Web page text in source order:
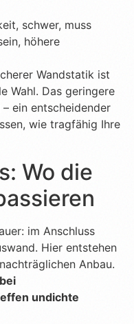
schwer, muss
höhere
Wandstatik ist
Wahl. Das geringere
ein entscheidender
wie tragfähig Ihre
Wo die
im Anschluss
Hier entstehen
Anbau.
undichte